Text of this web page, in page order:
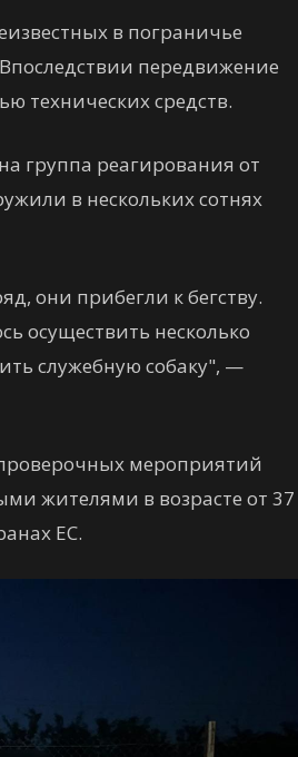
в пограничье
передвижение
технических средств.
группа реагирования от
в нескольких сотнях
они прибегли к бегству.
осуществить несколько
служебную собаку", —
мероприятий
жителями в возрасте от 37
ЕС.